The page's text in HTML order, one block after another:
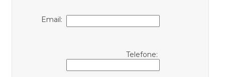
Email:
Telefone: